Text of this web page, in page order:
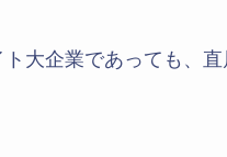
大企業であっても、